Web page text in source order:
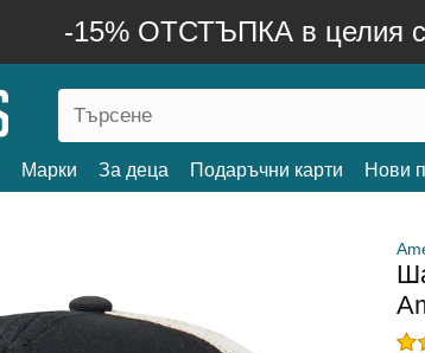
-15% ОТСТЪПКА в целия
Марки За деца Подаръчни карти Нови